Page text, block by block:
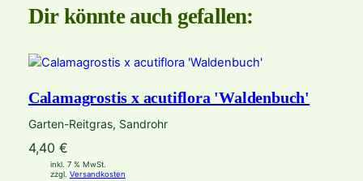
e
Dir könnte auch gefallen:
Calamagrostis x acutiflora 'Waldenbuch'
Garten-Reitgras, Sandrohr
4,40 €
inkl. 7 % MwSt.
zzgl. Versandkosten